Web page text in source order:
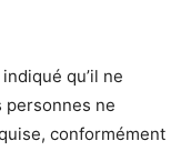
qu’il ne
personnes ne
conformément